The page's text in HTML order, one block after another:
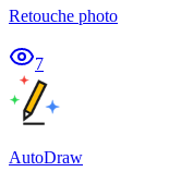
Retouche photo
7
AutoDraw